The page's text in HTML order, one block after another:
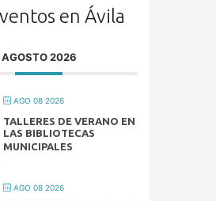
en Ávila
AGOSTO 2026
AGO 08 2026
TALLERES DE VERANO EN
LAS BIBLIOTECAS
MUNICIPALES
AGO 08 2026